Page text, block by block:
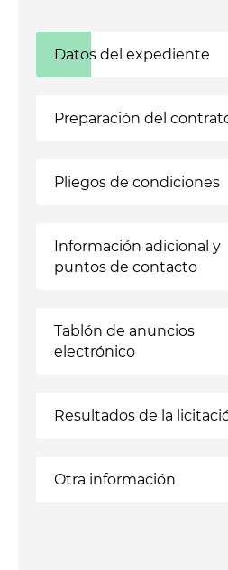
Datos del expediente
Preparación del
Pliegos de condiciones
Información adicional y
puntos de contacto
Tablón de anuncios
electrónico
Resultados de la
Otra información